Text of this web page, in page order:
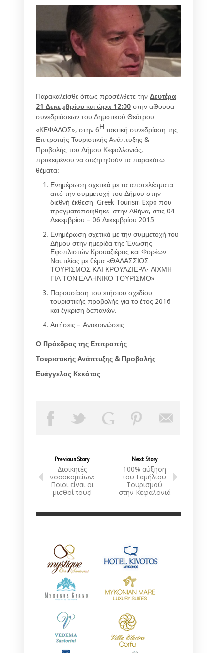
Παρακαλείσθε όπως προσέλθετε την Δευτέρα
21 Δεκεμβρίου και ώρα 12:00 στην αίθουσα
συνεδριάσεων του Δημοτικού Θεάτρου
«ΚΕΦΑΛΟΣ», στην 6Η τακτική συνεδρίαση της
Επιτροπής Τουριστικής Ανάπτυξης &
Προβολής του Δήμου Κεφαλλονιάς,
προκειμένου να συζητηθούν τα παρακάτω
θέματα:
Ενημέρωση σχετικά με τα αποτελέσματα
από την συμμετοχή του Δήμου στην
διεθνή έκθεση Greek Tourism Expo που
πραγματοποιήθηκε στην Αθήνα, στις 04
Δεκεμβρίου – 06 Δεκεμβρίου 2015.
Ενημέρωση σχετικά με την συμμετοχή του
Δήμου στην ημερίδα της Ένωσης
Εφοπλιστών Κρουαζιέρας και Φορέων
Ναυτιλίας με θέμα «ΘΑΛΑΣΣΙΟΣ
ΤΟΥΡΙΣΜΟΣ ΚΑΙ ΚΡΟΥΑΖΙΕΡΑ- ΑΙΧΜΗ
ΓΙΑ ΤΟΝ ΕΛΛΗΝΙΚΟ ΤΟΥΡΙΣΜΟ»
Παρουσίαση του ετήσιου σχεδίου
τουριστικής προβολής για το έτος 2016
και έγκριση δαπανών.
Αιτήσεις – Ανακοινώσεις
Ο Πρόεδρος της Επιτροπής
Τουριστικής Ανάπτυξης & Προβολής
Ευάγγελος Κεκάτος
Previous Story
Διοικητές
νοσοκομείων:
Ποιοι είναι οι
μισθοί τους!
Next Story
100% αύξηση
του Γαμήλιου
Τουρισμού
στην Κεφαλονιά